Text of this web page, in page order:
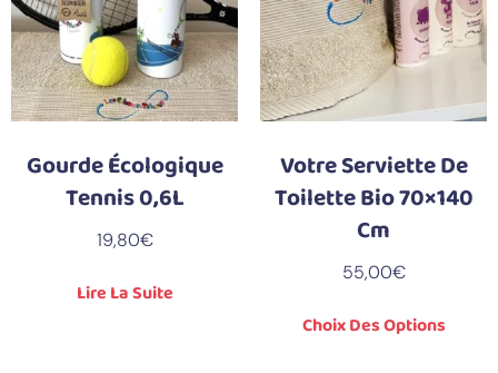
Gourde Écologique
Tennis 0,6L
19,80€
Lire La Suite
Votre Serviette De
Toilette Bio 70×140
Cm
55,00€
Choix Des Options